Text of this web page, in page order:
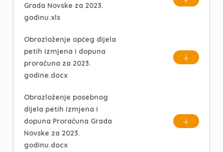
Grada Novske za 2023.
godinu.xls
Obrazloženje općeg dijela
petih izmjena i dopuna
proračuna za 2023.
godine.docx
Obrazloženje posebnog
dijela petih izmjena i
dopuna Proračuna Grada
Novske za 2023.
godinu.docx